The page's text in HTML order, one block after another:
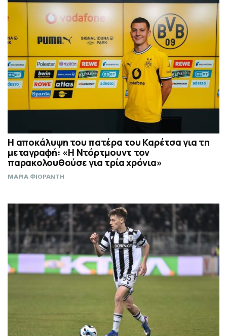
Η αποκάλυψη του πατέρα του Καρέτσα για τη
μεταγραφή: «Η Ντόρτμουντ τον
παρακολουθούσε για τρία χρόνια»
ΜΑΡΙΑ ΦΙΟΡΑΝΤΗ